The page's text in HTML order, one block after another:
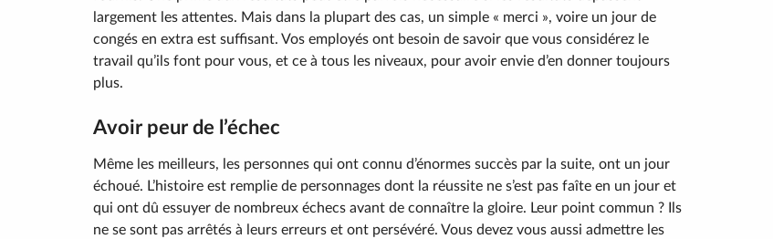
largement les attentes. Mais dans la plupart des cas, un simple « merci », voire un jour de
congés en extra est suffisant. Vos employés ont besoin de savoir que vous considérez le
travail qu’ils font pour vous, et ce à tous les niveaux, pour avoir envie d’en donner toujours
plus.
Avoir peur de l’échec
Même les meilleurs, les personnes qui ont connu d’énormes succès par la suite, ont un jour
échoué. L’histoire est remplie de personnages dont la réussite ne s’est pas faîte en un jour et
qui ont dû essuyer de nombreux échecs avant de connaître la gloire. Leur point commun ? Ils
ne se sont pas arrêtés à leurs erreurs et ont persévéré. Vous devez vous aussi admettre les